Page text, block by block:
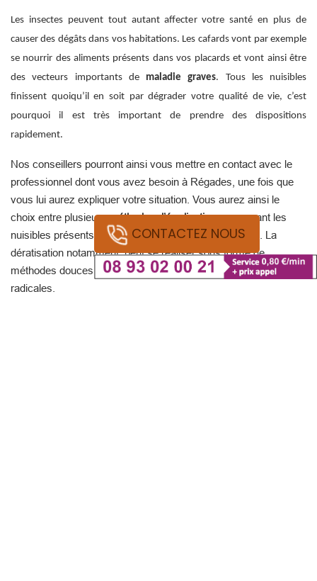
CONTACTEZ NOUS
Les insectes peuvent tout autant affecter votre santé en plus de
causer des dégâts dans vos habitations. Les cafards vont par exemple
se nourrir des aliments présents dans vos placards et vont ainsi être
des vecteurs importants de maladie graves. Tous les nuisibles
finissent quoiqu’il en soit par dégrader votre qualité de vie, c’est
pourquoi il est très important de prendre des dispositions
rapidement.
Nos conseillers pourront ainsi vous mettre en contact avec le
professionnel dont vous avez besoin à Régades, une fois que
vous lui aurez expliquer votre situation. Vous aurez ainsi le
choix entre plusieursméthodes d’éradicationconcernant les
nuisibles présents dans vos locaux ou votre habitation. La
dératisation notamment, peut se réaliser sous forme de
méthodes douces ou au contraire, de méthodes bien plus
radicales.